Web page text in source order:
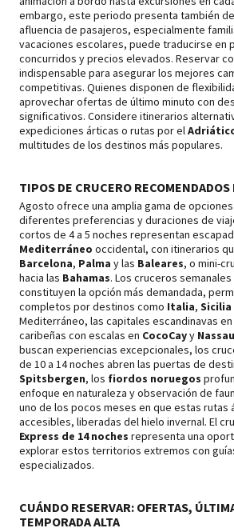
embargo, este periodo presenta también
afluencia de pasajeros, especialmente
vacaciones escolares, puede traducirse en
concurridos y precios elevados. Reservar
indispensable para asegurar los mejores
competitivas. Quienes disponen de
aprovechar ofertas de último minuto con
significativos. Considere itinerarios
expediciones árticas o rutas por el
multitudes de los destinos más populares.
TIPOS DE CRUCERO
Agosto ofrece una amplia gama de
diferentes preferencias y duraciones de
cortos de 4 a 5 noches representan
Mediterráneo occidental, con itinerarios
Barcelona, Palma y las Baleares, o mini-
hacia las Bahamas. Los cruceros
constituyen la opción más demandada,
completos por destinos como Italia, Sicilia
Mediterráneo, las capitales escandinavas
caribeñas con escalas en CocoCayy Nassau
buscan experiencias excepcionales, los
de 10 a 14 noches abren las puertas de
Spitsbergen, los fiordos noruegos
enfoque en naturaleza y observación de
uno de los pocos meses en que estas rutas
accesibles, liberadas del hielo invernal. El
Express de 14 noches representa una
explorar estos territorios extremos con
especializados.
CUÁNDO RESERVAR: OFERTAS,
TEMPORADA ALTA